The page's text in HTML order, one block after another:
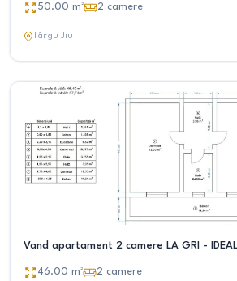
50.00 m² 2 camere
Târgu Jiu
Vand apartament 2 camere LA GRI -
46.00 m² 2 camere